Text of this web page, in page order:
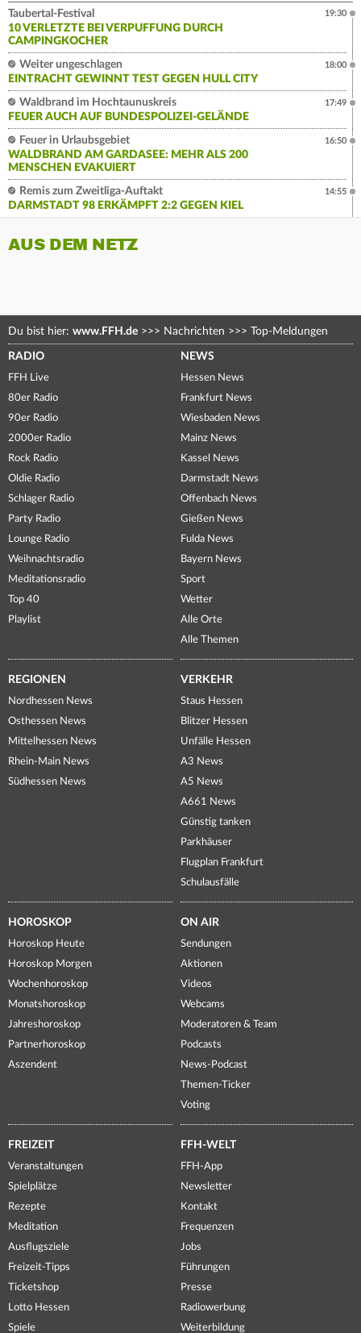
Taubertal-Festival
10 VERLETZTE BEI VERPUFFUNG DURCH
CAMPINGKOCHER
19:30
Weiter ungeschlagen
EINTRACHT GEWINNT TEST GEGEN HULL CITY
18:00
Waldbrand im Hochtaunuskreis
FEUER AUCH AUF BUNDESPOLIZEI-GELÄNDE
17:49
Feuer in Urlaubsgebiet
WALDBRAND AM GARDASEE: MEHR ALS 200
MENSCHEN EVAKUIERT
16:50
Remis zum Zweitliga-Auftakt
DARMSTADT 98 ERKÄMPFT 2:2 GEGEN KIEL
14:55
AUS DEM NETZ
Du bist hier: www.FFH.de >>> Nachrichten >>> Top-Meldungen
RADIO
FFH Live
80er Radio
90er Radio
2000er Radio
Rock Radio
Oldie Radio
Schlager Radio
Party Radio
Lounge Radio
Weihnachtsradio
Meditationsradio
Top 40
Playlist
NEWS
Hessen News
Frankfurt News
Wiesbaden News
Mainz News
Kassel News
Darmstadt News
Offenbach News
Gießen News
Fulda News
Bayern News
Sport
Wetter
Alle Orte
Alle Themen
REGIONEN
Nordhessen News
Osthessen News
Mittelhessen News
Rhein-Main News
Südhessen News
VERKEHR
Staus Hessen
Blitzer Hessen
Unfälle Hessen
A3 News
A5 News
A661 News
Günstig tanken
Parkhäuser
Flugplan Frankfurt
Schulausfälle
HOROSKOP
Horoskop Heute
Horoskop Morgen
Wochenhoroskop
Monatshoroskop
Jahreshoroskop
Partnerhoroskop
Aszendent
ON AIR
Sendungen
Aktionen
Videos
Webcams
Moderatoren & Team
Podcasts
News-Podcast
Themen-Ticker
Voting
FREIZEIT
Veranstaltungen
Spielplätze
Rezepte
Meditation
Ausflugsziele
Freizeit-Tipps
Ticketshop
Lotto Hessen
Spiele
FFH-WELT
FFH-App
Newsletter
Kontakt
Frequenzen
Jobs
Führungen
Presse
Radiowerbung
Weiterbildung